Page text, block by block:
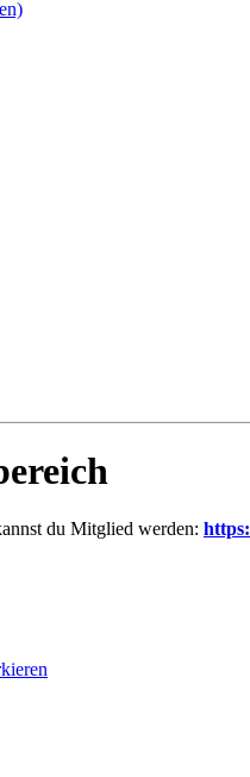
du Mitglied werden: